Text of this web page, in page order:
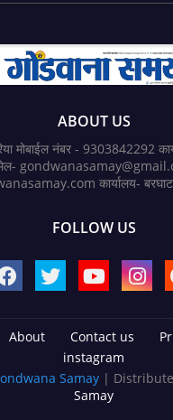
ABOUT US
मोबाईल नंबर - 9303842292
कार्यालय- बरघाट
FOLLOW US
About Contact us
instagram
Samay |
Samay